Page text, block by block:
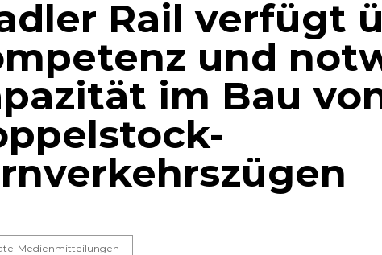
Rail verfügt
und
im Bau
Medienmitteilungen